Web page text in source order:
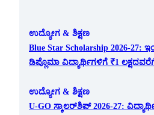
ಉದ್ಯೋಗ & ಶಿಕ್ಷಣ
Blue Star Scholarship 2026-
ಡಿಪ್ಲೊಮಾ ವಿದ್ಯಾರ್ಥಿಗಳಿಗೆ ₹1
ಉದ್ಯೋಗ & ಶಿಕ್ಷಣ
U-GO ಸ್ಕಾಲರ್‌ಶಿಪ್ 2026-27: